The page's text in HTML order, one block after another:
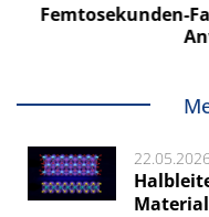
Femtosekunden-